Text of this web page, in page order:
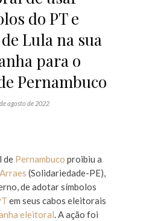
do PT e
Lula na sua
para o
Pernambuco
agosto de 2022
de Pernambuco proibiu a
(Solidariedade-PE),
de adotar símbolos
em seus cabos eleitorais
eleitoral. A ação foi